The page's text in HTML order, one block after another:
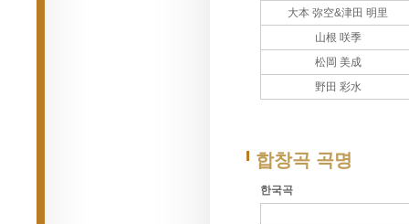
大本 弥空&津田 明里
山根 咲季
松岡 美成
野田 彩水
합창곡 곡명
한국곡